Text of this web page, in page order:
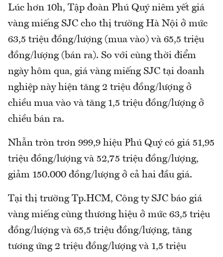
Lúc hơn 10h, Tập đoàn Phú Quý niêm yết giá
vàng miếng SJC cho thị trường Hà Nội ở mức
63,5 triệu đồng/lượng (mua vào) và 65,5 triệu
đồng/lượng (bán ra). So với cùng thời điểm
ngày hôm qua, giá vàng miếng SJC tại doanh
nghiệp này hiện tăng 2 triệu đồng/lượng ở
chiều mua vào và tăng 1,5 triệu đồng/lượng ở
chiều bán ra.
Nhẫn tròn trơn 999,9 hiệu Phú Quý có giá 51,95
triệu đồng/lượng và 52,75 triệu đồng/lượng,
giảm 150.000 đồng/lượng ở cả hai đầu giá.
Tại thị trường Tp.HCM, Công ty SJC báo giá
vàng miếng cùng thương hiệu ở mức 63,5 triệu
đồng/lượng và 65,5 triệu đồng/lượng, tăng
tương ứng 2 triệu đồng/lượng và 1,5 triệu